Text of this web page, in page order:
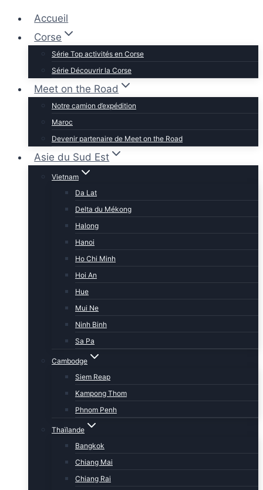
Accueil
Corse
Série Top activités en Corse
Série Découvrir la Corse
Meet on the Road
Notre camion d’expédition
Maroc
Devenir partenaire de Meet on the Road
Asie du Sud Est
Vietnam
Da Lat
Delta du Mékong
Halong
Hanoi
Ho Chi Minh
Hoi An
Hue
Mui Ne
Ninh Binh
Sa Pa
Cambodge
Siem Reap
Kampong Thom
Phnom Penh
Thaïlande
Bangkok
Chiang Mai
Chiang Rai